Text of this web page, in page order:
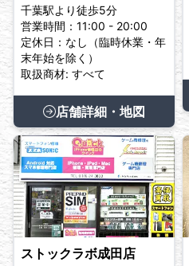
千葉駅より徒歩5分
営業時間：11:00 - 20:00
定休日：なし（臨時休業・年
末年始を除く）
取扱商材: すべて
店舗詳細・地図
ストックラボ成田店